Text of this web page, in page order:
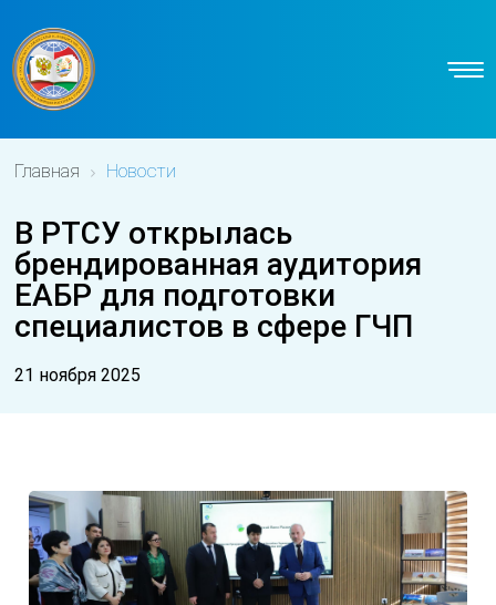
Главная Новости
В РТСУ открылась
брендированная аудитория
ЕАБР для подготовки
специалистов в сфере ГЧП
21 ноября 2025